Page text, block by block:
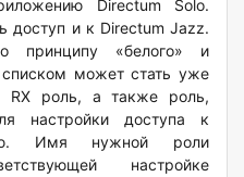
Directum Solo.
доступ и к Directum Jazz.
принципу «белого» и
может стать уже
RX роль, а также роль,
настройки доступа к
Имя нужной роли
настройке